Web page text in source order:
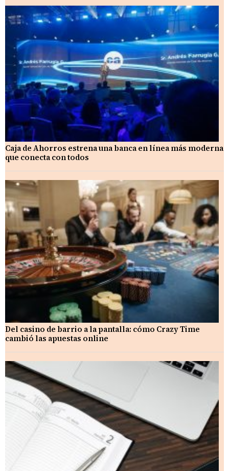
Caja de Ahorros estrena una banca en línea más moderna
que conecta con todos
Del casino de barrio a la pantalla: cómo Crazy Time
cambió las apuestas online